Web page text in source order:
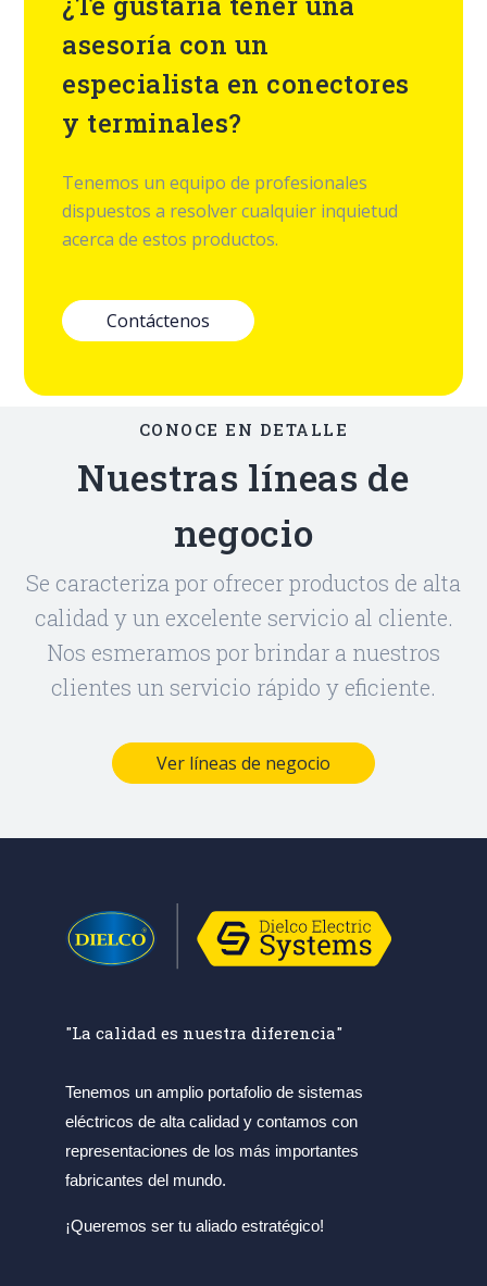
asesoría con un
especialista en conectores
y terminales?
Tenemos un equipo de profesionales
dispuestos a resolver cualquier inquietud
acerca de estos productos.
Contáctenos
CONOCE EN DETALLE
Nuestras líneas de
negocio
Se caracteriza por ofrecer productos de alta
calidad y un excelente servicio al cliente.
Nos esmeramos por brindar a nuestros
clientes un servicio rápido y eficiente.
Ver líneas de negocio
"La calidad es nuestra diferencia"
Tenemos un amplio portafolio de sistemas
eléctricos de alta calidad y contamos con
representaciones de los más importantes
fabricantes del mundo.
¡Queremos ser tu aliado estratégico!